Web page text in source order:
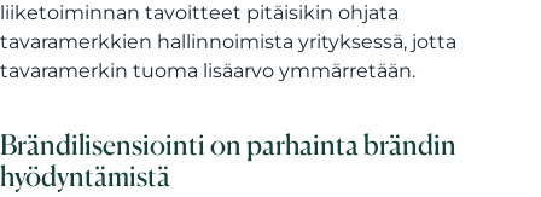
liiketoiminnan tavoitteet pitäisikin ohjata
tavaramerkkien hallinnoimista yrityksessä, jotta
tavaramerkin tuoma lisäarvo ymmärretään.
Brändilisensiointi on parhainta brändin
hyödyntämistä